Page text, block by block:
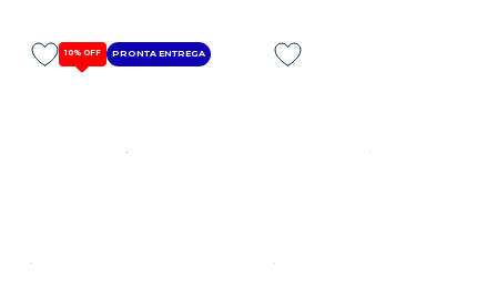
10% OFF PRONTA ENTREGA